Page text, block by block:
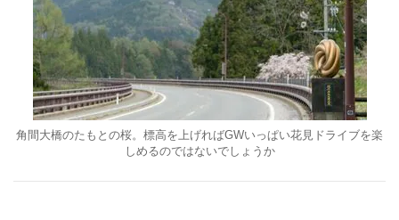
角間大橋のたもとの桜。標高を上げればGWいっぱい花見ドライブを楽
しめるのではないでしょうか